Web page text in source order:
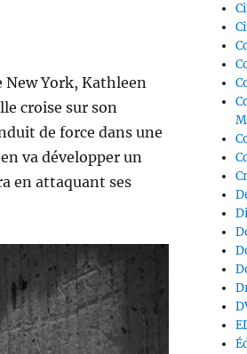
York, Kathleen
croise sur son
de force dans une
va développer un
en attaquant ses